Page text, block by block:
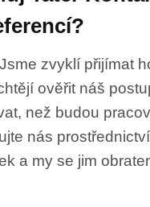
zvyklí přijímat
ověřit náš
než budou
nás
a my se jim